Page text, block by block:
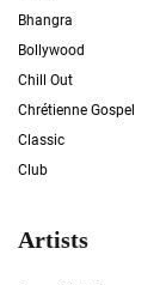
Bhangra
Bollywood
Chill Out
Chrétienne Gospel
Classic
Club
Artists